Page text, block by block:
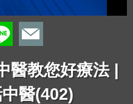
醫教您好療法 |
醫(402)